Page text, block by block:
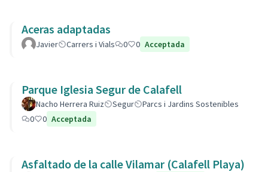
Aceras adaptadas
Javier Carrers i Vials 0 0 Acceptada
Parque Iglesia Segur de Calafell
Nacho Herrera Ruiz Segur
Parcs i Jardins Sostenibles
0
0 Acceptada
Asfaltado de la calle Vilamar (Calafell Playa)